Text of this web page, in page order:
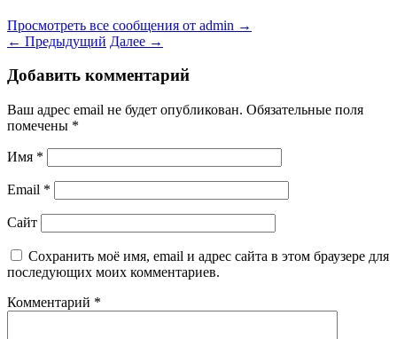
Просмотреть все сообщения от admin →
← Предыдущий Далее →
Добавить комментарий
Ваш адрес email не будет опубликован. Обязательные поля
помечены *
Имя *
Email *
Сайт
Сохранить моё имя, email и адрес сайта в этом браузере для
последующих моих комментариев.
Комментарий *